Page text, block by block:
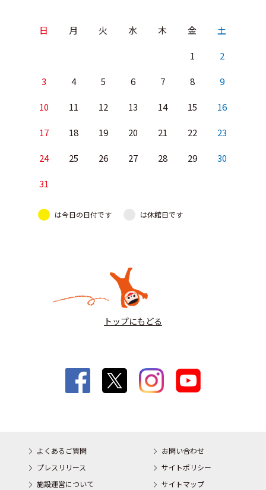
日 月 火 水 木 金 土
1 2
3 4 5 6 7 8 9
10 11 12 13 14 15 16
17 18 19 20 21 22 23
24 25 26 27 28 29 30
31
は今日の日付です は休館日です
トップにもどる
よくあるご質問
お問い合わせ
プレスリリース
サイトポリシー
施設運営について
サイトマップ